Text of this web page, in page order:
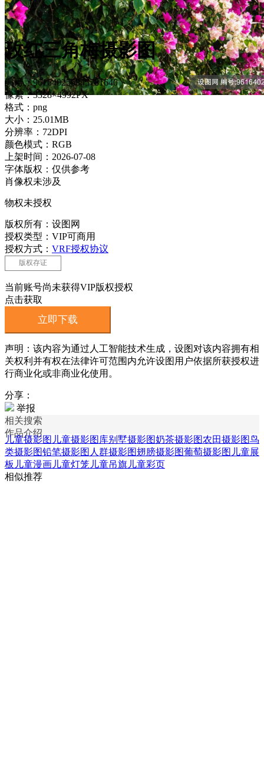
玫红三角梅摄影图
编号：961640256845781640
像素：3328×4992PX
格式：png
大小：25.01MB
分辨率：72DPI
颜色模式：RGB
上架时间：2026-07-08
字体版权：仅供参考
肖像权未涉及
物权未授权
版权所有：设图网
授权类型：VIP可商用
授权方式： VRF授权协议
版权存证
当前账号尚未获得VIP版权授权
点击获取
立即下载
声明：该内容为通过人工智能技术生成，设图对该内容拥有相
关权利并有权在法律许可范围内允许设图用户依据所获授权进
行商业化或非商业化使用。
分享：
举报
相关搜索
作品介绍
儿童摄影图 儿童摄影图库别墅摄影图奶茶摄影图农田摄影图鸟
类摄影图铅笔摄影图 人群摄影图翅膀摄影图葡萄摄影图 儿童展
板 儿童漫画 儿童灯笼 儿童吊旗 儿童彩页
相似推荐